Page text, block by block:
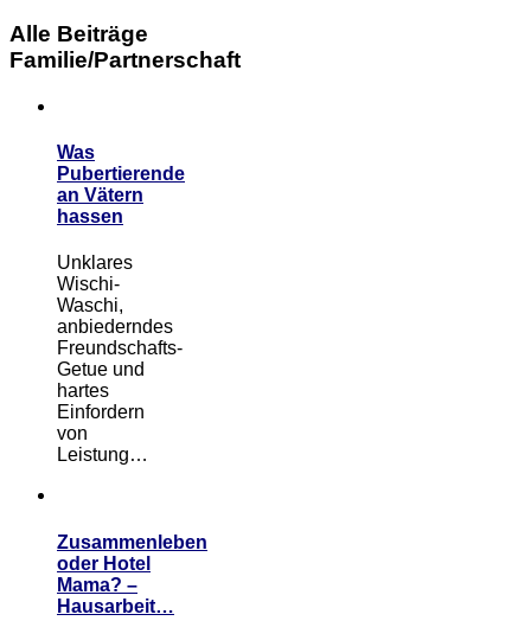
Alle Beiträge
Familie/Partnerschaft
Was
Pubertierende
an Vätern
hassen
Unklares
Wischi-
Waschi,
anbiederndes
Freundschafts-
Getue und
hartes
Einfordern
von
Leistung…
Zusammenleben
oder Hotel
Mama? –
Hausarbeit…